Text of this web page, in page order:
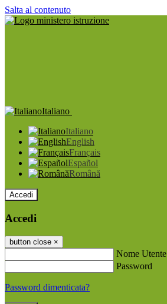
Salta al contenuto
Italiano
Italiano
English
Français
Español
Română
Accedi
Accedi
button close ×
Nome Utente
Password
Password dimenticata?